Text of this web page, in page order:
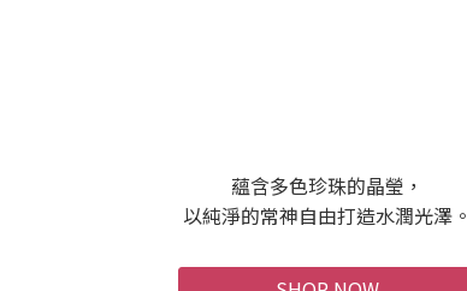
蘊含多色珍珠的晶瑩，
以純淨的常神自由打造水潤光澤。